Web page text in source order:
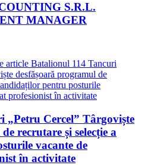
S.R.L.
MANAGER
„Petru Cercel” Târgoviște
recrutare și selecție a
vacante de
în activitate